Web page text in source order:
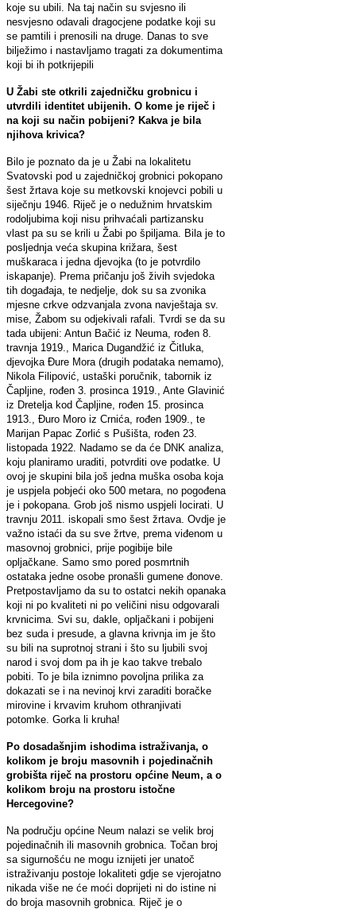
koje su ubili. Na taj način su svjesno ili
nesvjesno odavali dragocjene podatke koji su
se pamtili i prenosili na druge. Danas to sve
bilježimo i nastavljamo tragati za dokumentima
koji bi ih potkrijepili
U Žabi ste otkrili zajedničku grobnicu i
utvrdili identitet ubijenih. O kome je riječ i
na koji su način pobijeni? Kakva je bila
njihova krivica?
Bilo je poznato da je u Žabi na lokalitetu
Svatovski pod u zajedničkoj grobnici pokopano
šest žrtava koje su metkovski knojevci pobili u
siječnju 1946. Riječ je o nedužnim hrvatskim
rodoljubima koji nisu prihvaćali partizansku
vlast pa su se krili u Žabi po špiljama. Bila je to
posljednja veća skupina križara, šest
muškaraca i jedna djevojka (to je potvrdilo
iskapanje). Prema pričanju još živih svjedoka
tih događaja, te nedjelje, dok su sa zvonika
mjesne crkve odzvanjala zvona navještaja sv.
mise, Žabom su odjekivali rafali. Tvrdi se da su
tada ubijeni: Antun Bačić iz Neuma, rođen 8.
travnja 1919., Marica Dugandžić iz Čitluka,
djevojka Đure Mora (drugih podataka nemamo),
Nikola Filipović, ustaški poručnik, tabornik iz
Čapljine, rođen 3. prosinca 1919., Ante Glavinić
iz Dretelja kod Čapljine, rođen 15. prosinca
1913., Đuro Moro iz Crnića, rođen 1909., te
Marijan Papac Zorlić s Pušišta, rođen 23.
listopada 1922. Nadamo se da će DNK analiza,
koju planiramo uraditi, potvrditi ove podatke. U
ovoj je skupini bila još jedna muška osoba koja
je uspjela pobjeći oko 500 metara, no pogođena
je i pokopana. Grob još nismo uspjeli locirati. U
travnju 2011. iskopali smo šest žrtava. Ovdje je
važno istaći da su sve žrtve, prema viđenom u
masovnoj grobnici, prije pogibije bile
opljačkane. Samo smo pored posmrtnih
ostataka jedne osobe pronašli gumene đonove.
Pretpostavljamo da su to ostatci nekih opanaka
koji ni po kvaliteti ni po veličini nisu odgovarali
krvnicima. Svi su, dakle, opljačkani i pobijeni
bez suda i presude, a glavna krivnja im je što
su bili na suprotnoj strani i što su ljubili svoj
narod i svoj dom pa ih je kao takve trebalo
pobiti. To je bila iznimno povoljna prilika za
dokazati se i na nevinoj krvi zaraditi boračke
mirovine i krvavim kruhom othranjivati
potomke. Gorka li kruha!
Po dosadašnjim ishodima istraživanja, o
kolikom je broju masovnih i pojedinačnih
grobišta riječ na prostoru općine Neum, a o
kolikom broju na prostoru istočne
Hercegovine?
Na području općine Neum nalazi se velik broj
pojedinačnih ili masovnih grobnica. Točan broj
sa sigurnošću ne mogu iznijeti jer unatoč
istraživanju postoje lokaliteti gdje se vjerojatno
nikada više ne će moći doprijeti ni do istine ni
do broja masovnih grobnica. Riječ je o